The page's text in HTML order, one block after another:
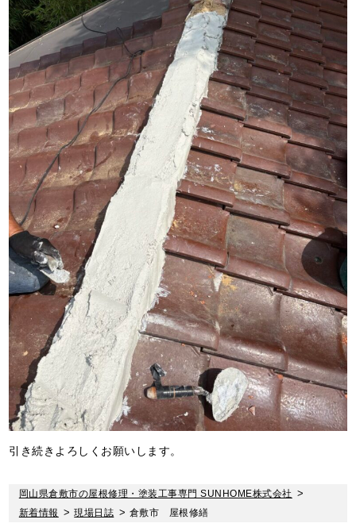
引き続きよろしくお願いします。
岡山県倉敷市の屋根修理・塗装工事専門 SUNHOME株式会社 >
新着情報 >現場日誌 > 倉敷市 屋根修繕